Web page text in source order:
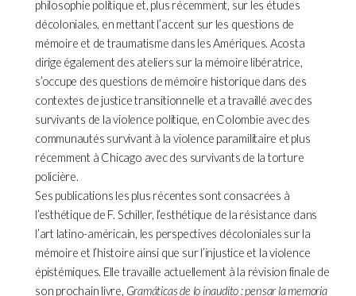
philosophie politique et, plus récemment, sur les études
décoloniales, en mettant l’accent sur les questions de
mémoire et de traumatisme dans les Amériques. Acosta
dirige également des ateliers sur la mémoire libératrice,
s’occupe des questions de mémoire historique dans des
contextes de justice transitionnelle et a travaillé avec des
survivants de la violence politique, en Colombie avec des
communautés survivant à la violence paramilitaire et plus
récemment à Chicago avec des survivants de la torture
policière.
Ses publications les plus récentes sont consacrées à
l’esthétique de F. Schiller, l’esthétique de la résistance dans
l’art latino-américain, les perspectives décoloniales sur la
mémoire et l’histoire ainsi que sur l’injustice et la violence
épistémiques. Elle travaille actuellement à la révision finale de
son prochain livre, Gramáticas de lo inaudito : pensar la memoria